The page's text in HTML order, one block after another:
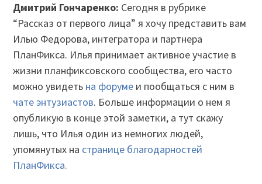
Дмитрий Гончаренко: Сегодня в рубрике
“Рассказ от первого лица” я хочу представить вам
Илью Федорова, интегратора и партнера
ПланФикса. Илья принимает активное участие в
жизни планфиксовского сообщества, его часто
можно увидеть на форуме и пообщаться с ним в
чате энтузиастов. Больше информации о нем я
опубликую в конце этой заметки, а тут скажу
лишь, что Илья один из немногих людей,
упомянутых на странице благодарностей
ПланФикса.